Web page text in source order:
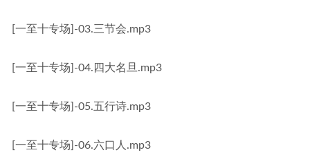
[一至十专场]-03.三节会.mp3
[一至十专场]-04.四大名旦.mp3
[一至十专场]-05.五行诗.mp3
[一至十专场]-06.六口人.mp3